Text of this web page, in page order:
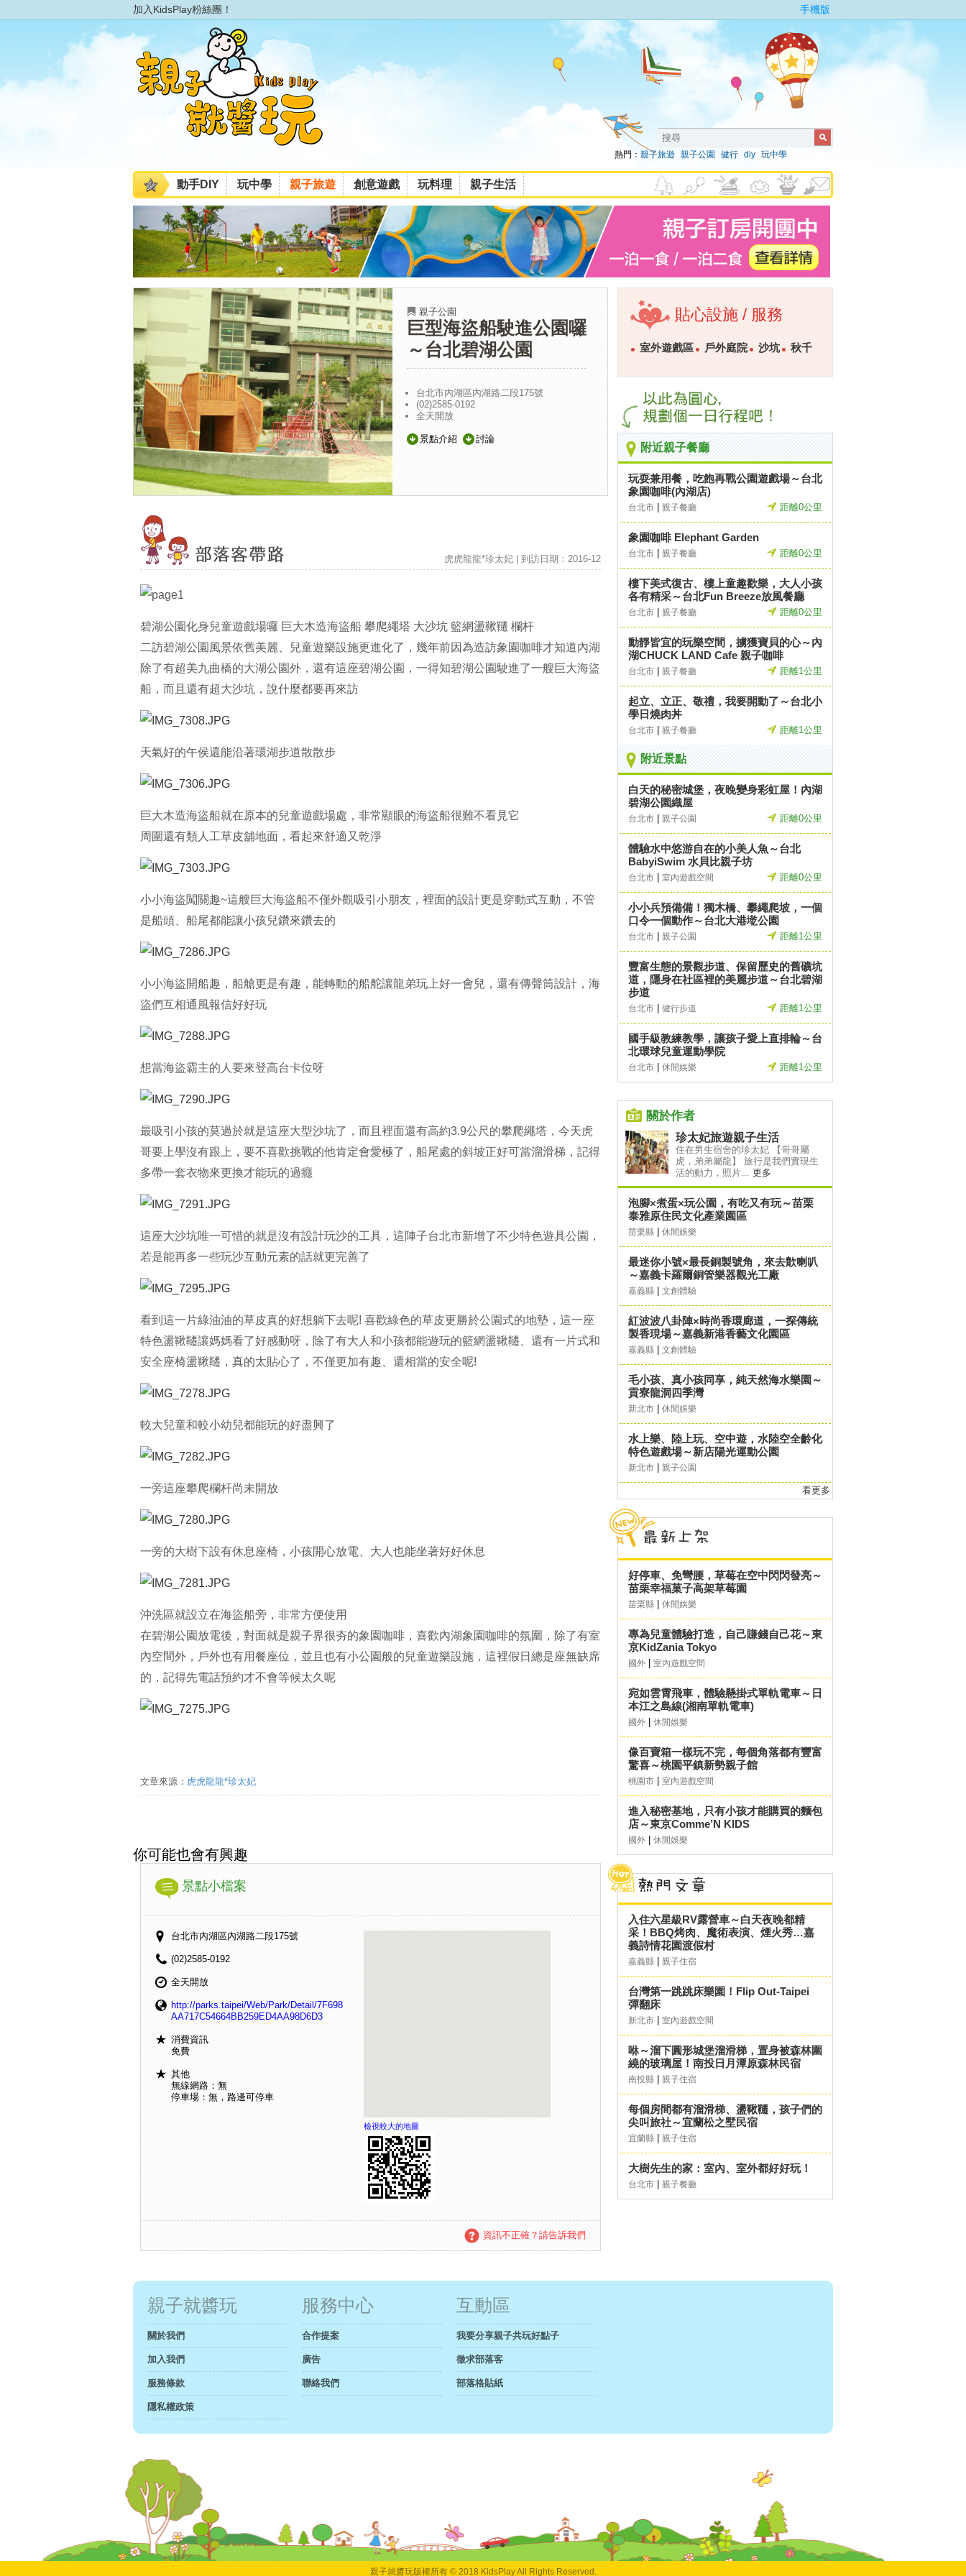
加入KidsPlay粉絲團！ 手機版
熱門： 親子旅遊 親子公園 健行 diy 玩中學
動手DIY 玩中學 親子旅遊 創意遊戲 玩料理 親子生活
親子公園
巨型海盜船駛進公園囉
～台北碧湖公園
台北市內湖區內湖路二段175號
(02)2585-0192
全天開放
景點介紹 討論
虎虎龍龍*珍太妃 | 到訪日期：2016-12
碧湖公園化身兒童遊戲場囉 巨大木造海盜船 攀爬繩塔 大沙坑 籃網盪鞦韆 欄杆
二訪碧湖公園風景依舊美麗、兒童遊樂設施更進化了，幾年前因為造訪象園咖啡才知道內湖
除了有超美九曲橋的大湖公園外，還有這座碧湖公園，一得知碧湖公園駛進了一艘巨大海盜
船，而且還有超大沙坑，說什麼都要再來訪
天氣好的午侯還能沿著環湖步道散散步
巨大木造海盜船就在原本的兒童遊戲場處，非常顯眼的海盜船很難不看見它
周圍還有類人工草皮舖地面，看起來舒適又乾淨
小小海盜闖關趣~這艘巨大海盜船不僅外觀吸引小朋友，裡面的設計更是穿動式互動，不管
是船頭、船尾都能讓小孩兒鑽來鑽去的
小小海盜開船趣，船艙更是有趣，能轉動的船舵讓龍弟玩上好一會兒，還有傳聲筒設計，海
盜們互相通風報信好好玩
想當海盜霸主的人要來登高台卡位呀
最吸引小孩的莫過於就是這座大型沙坑了，而且裡面還有高約3.9公尺的攀爬繩塔，今天虎
哥要上學沒有跟上，要不喜歡挑戰的他肯定會愛極了，船尾處的斜坡正好可當溜滑梯，記得
多帶一套衣物來更換才能玩的過癮
這座大沙坑唯一可惜的就是沒有設計玩沙的工具，這陣子台北市新增了不少特色遊具公園，
若是能再多一些玩沙互動元素的話就更完善了
看到這一片綠油油的草皮真的好想躺下去呢! 喜歡綠色的草皮更勝於公園式的地墊，這一座
特色盪鞦韆讓媽媽看了好感動呀，除了有大人和小孩都能遊玩的籃網盪鞦韆、還有一片式和
安全座椅盪鞦韆，真的太貼心了，不僅更加有趣、還相當的安全呢!
較大兒童和較小幼兒都能玩的好盡興了
一旁這座攀爬欄杆尚未開放
一旁的大樹下設有休息座椅，小孩開心放電、大人也能坐著好好休息
沖洗區就設立在海盜船旁，非常方便使用
在碧湖公園放電後，對面就是親子界很夯的象園咖啡，喜歡內湖象園咖啡的氛圍，除了有室
內空間外，戶外也有用餐座位，並且也有小公園般的兒童遊樂設施，這裡假日總是座無缺席
的，記得先電話預約才不會等候太久呢
文章來源： 虎虎龍龍*珍太妃
你可能也會有興趣
景點小檔案
台北市內湖區內湖路二段175號
(02)2585-0192
全天開放
http://parks.taipei/Web/Park/Detail/7F698
AA717C54664BB259ED4AA98D6D3
消費資訊
免費
其他
無線網路：無
停車場：無，路邊可停車
檢視較大的地圖
資訊不正確？請告訴我們
貼心設施 / 服務
室外遊戲區 戶外庭院 沙坑 秋千
附近親子餐廳
玩耍兼用餐，吃飽再戰公園遊戲場～台北
象園咖啡(內湖店)
台北市 親子餐廳 距離0公里
象園咖啡 Elephant Garden
台北市 親子餐廳 距離0公里
樓下美式復古、樓上童趣歡樂，大人小孩
各有精采～台北Fun Breeze放風餐廳
台北市 親子餐廳 距離0公里
動靜皆宜的玩樂空間，擄獲寶貝的心～內
湖CHUCK LAND Cafe 親子咖啡
台北市 親子餐廳 距離1公里
起立、立正、敬禮，我要開動了～台北小
學日燒肉丼
台北市 親子餐廳 距離1公里
附近景點
白天的秘密城堡，夜晚變身彩虹屋！內湖
碧湖公園織屋
台北市 親子公園 距離0公里
體驗水中悠游自在的小美人魚～台北
BabyiSwim 水貝比親子坊
台北市 室內遊戲空間 距離0公里
小小兵預備備！獨木橋、攀繩爬坡，一個
口令一個動作～台北大港墘公園
台北市 親子公園 距離1公里
豐富生態的景觀步道、保留歷史的舊礦坑
道，隱身在社區裡的美麗步道～台北碧湖
步道
台北市 健行步道 距離1公里
國手級教練教學，讓孩子愛上直排輪～台
北環球兒童運動學院
台北市 休閒娛樂 距離1公里
關於作者
珍太妃旅遊親子生活
住在男生宿舍的珍太妃 【哥哥屬
虎，弟弟屬龍】 旅行是我們實現生
活的動力，照片... 更多
泡腳×煮蛋×玩公園，有吃又有玩～苗栗
泰雅原住民文化產業園區
苗栗縣 休閒娛樂
最迷你小號×最長銅製號角，來去歕喇叭
～嘉義卡羅爾銅管樂器觀光工廠
嘉義縣 文創體驗
紅波波八卦陣×時尚香環廊道，一探傳統
製香現場～嘉義新港香藝文化園區
嘉義縣 文創體驗
毛小孩、真小孩同享，純天然海水樂園～
貢寮龍洞四季灣
新北市 休閒娛樂
水上樂、陸上玩、空中遊，水陸空全齡化
特色遊戲場～新店陽光運動公園
新北市 親子公園
看更多
好停車、免彎腰，草莓在空中閃閃發亮～
苗栗幸福菓子高架草莓園
苗栗縣 休閒娛樂
專為兒童體驗打造，自己賺錢自己花～東
京KidZania Tokyo
國外 室內遊戲空間
宛如雲霄飛車，體驗懸掛式單軌電車～日
本江之島線(湘南單軌電車)
國外 休閒娛樂
像百寶箱一樣玩不完，每個角落都有豐富
驚喜～桃園平鎮新勢親子館
桃園市 室內遊戲空間
進入秘密基地，只有小孩才能購買的麵包
店～東京Comme’N KIDS
國外 休閒娛樂
入住六星級RV露營車～白天夜晚都精
采！BBQ烤肉、魔術表演、煙火秀…嘉
義詩情花園渡假村
嘉義縣 親子住宿
台灣第一跳跳床樂園！Flip Out-Taipei
彈翻床
新北市 室內遊戲空間
咻～溜下圓形城堡溜滑梯，置身被森林圍
繞的玻璃屋！南投日月潭原森林民宿
南投縣 親子住宿
每個房間都有溜滑梯、盪鞦韆，孩子們的
尖叫旅社～宜蘭松之墅民宿
宜蘭縣 親子住宿
大樹先生的家：室內、室外都好好玩！
台北市 親子餐廳
親子就醬玩
關於我們
加入我們
服務條款
隱私權政策
服務中心
合作提案
廣告
聯絡我們
互動區
我要分享親子共玩好點子
徵求部落客
部落格貼紙
親子就醬玩版權所有 © 2018 KidsPlay All Rights Reserved.